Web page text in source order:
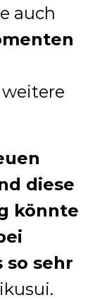
auch
diese
könnte
so sehr